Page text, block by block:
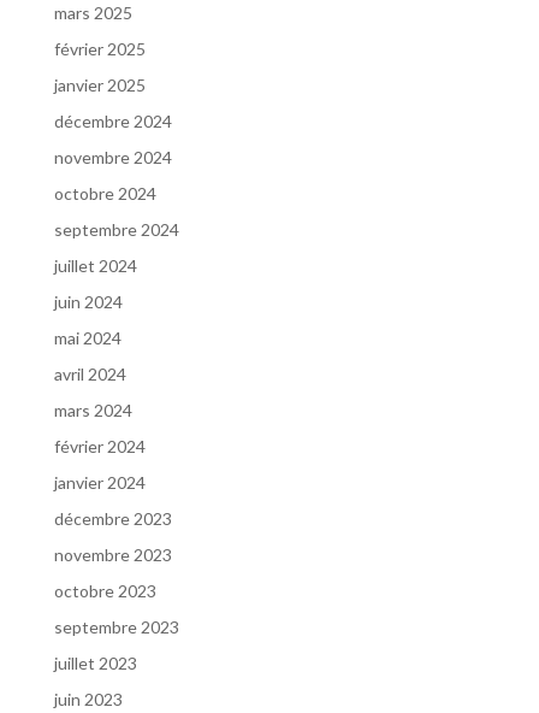
mars 2025
février 2025
janvier 2025
décembre 2024
novembre 2024
octobre 2024
septembre 2024
juillet 2024
juin 2024
mai 2024
avril 2024
mars 2024
février 2024
janvier 2024
décembre 2023
novembre 2023
octobre 2023
septembre 2023
juillet 2023
juin 2023